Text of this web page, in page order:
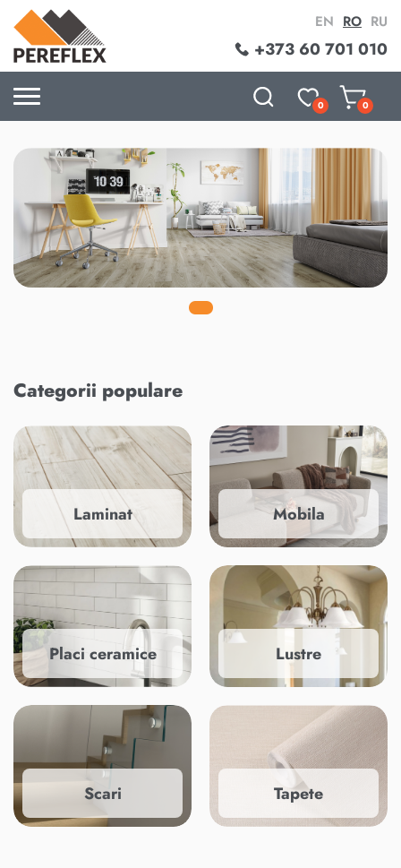
+373 60 701 010
EN RO RU
0 0
Categorii populare
Laminat Mobila
Placi ceramice Lustre
Scari Tapete